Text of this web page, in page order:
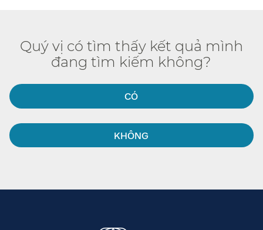
Quý vị có tìm thấy kết quả mình
đang tìm kiếm không?​​
CÓ​​
KHÔNG​​